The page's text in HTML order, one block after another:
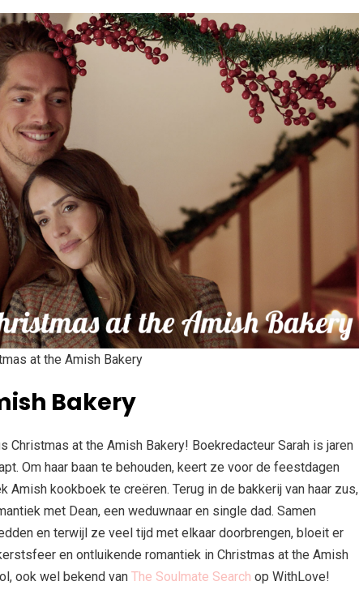
at the Amish Bakery
Bakery
at the Amish Bakery! Boekredacteur Sarah is jaren
Om haar baan te behouden, keert ze voor de feestdagen
Amish kookboek te creëren. Terug in de bakkerij van haar zus,
met Dean, een weduwnaar en single dad. Samen
en terwijl ze veel tijd met elkaar doorbrengen, bloeit er
en ontluikende romantiek in Christmas at the Amish
ook wel bekend van The Soulmate Search op WithLove!